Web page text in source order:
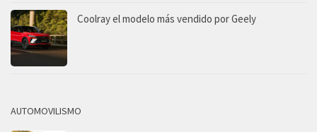
Coolray el modelo más vendido por Geely
AUTOMOVILISMO